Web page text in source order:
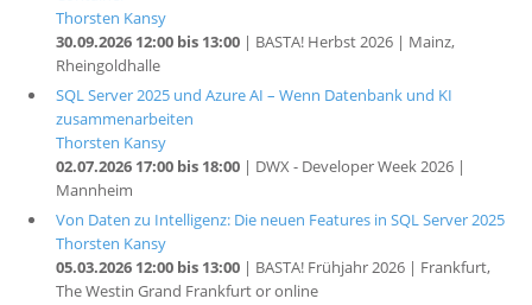
Thorsten Kansy
30.09.2026 12:00 bis 13:00| BASTA! Herbst 2026 | Mainz,
Rheingoldhalle
SQL Server 2025 und Azure AI – Wenn Datenbank und KI
zusammenarbeiten
Thorsten Kansy
02.07.2026 17:00 bis 18:00| DWX - Developer Week 2026 |
Mannheim
Von Daten zu Intelligenz: Die neuen Features in SQL Server 2025
Thorsten Kansy
05.03.2026 12:00 bis 13:00| BASTA! Frühjahr 2026 | Frankfurt,
The Westin Grand Frankfurt or online